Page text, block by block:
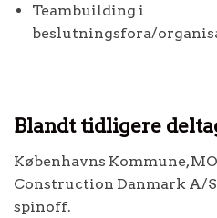
Teambuilding i
beslutningsfora/
Blandt tidligere
Københavns Kommune,
Construction Danmark A/
spinoff.